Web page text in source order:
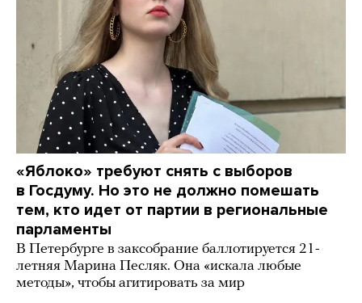
«Яблоко» требуют снять с выборов
в Госдуму. Но это не должно помешать
тем, кто идет от партии в региональные
парламенты
В Петербурге в заксобрание баллотируется 21-
летняя Марина Песляк. Она «искала любые
методы», чтобы агитировать за мир